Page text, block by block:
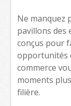
Ne manquez
pavillons des
conçus pour
opportunités
commerce
moments
filière.